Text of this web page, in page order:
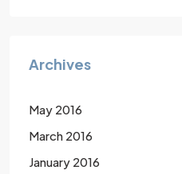
Archives
May 2016
March 2016
January 2016